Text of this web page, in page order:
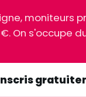
moniteurs
On s'occupe